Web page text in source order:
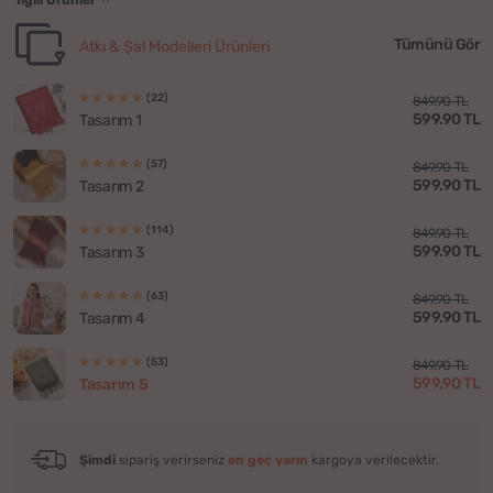
Atkı & Şal Modelleri Ürünleri Tümünü Gör
(22)
Tasarım 1
849.90 TL
599.90 TL
(57)
Tasarım 2
849.90 TL
599.90 TL
(114)
Tasarım 3
849.90 TL
599.90 TL
(63)
Tasarım 4
849.90 TL
599.90 TL
(53)
Tasarım 5
849.90 TL
599.90 TL
Şimdi sipariş verirseniz en geç yarın kargoya verilecektir.